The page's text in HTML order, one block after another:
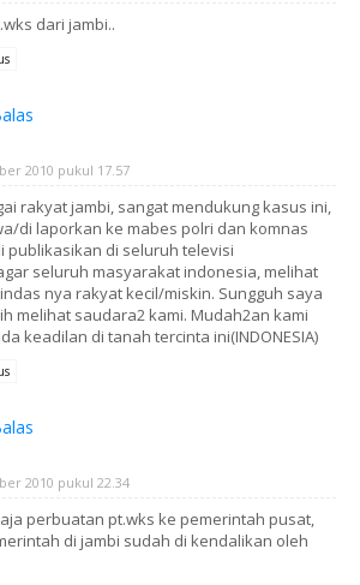
dari jambi..
2010 pukul 17.57
rakyat jambi, sangat mendukung kasus ini,
di laporkan ke mabes polri dan komnas
publikasikan di seluruh televisi
seluruh masyarakat indonesia, melihat
nya rakyat kecil/miskin. Sungguh saya
melihat saudara2 kami. Mudah2an kami
keadilan di tanah tercinta ini(INDONESIA)
2010 pukul 22.34
perbuatan pt.wks ke pemerintah pusat,
di jambi sudah di kendalikan oleh